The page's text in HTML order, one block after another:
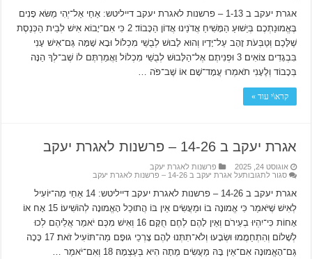
אגרת יעקב ב 1-13 – פרשנות לאגרת יעקב דייליטש: אַחַי אַל־יְהִי מַשּׂא פָנִים
בֶּאֱמוּנַתְכֶם בְּיֵשׁוּעַ הַמָּשִׁיחַ אֲדֹנֵינוּ אֲדוֹן הַכָּבוֹד׃ 2 כִּי אִם־יָבוֹא אִישׁ לְבֵית הַכְּנֵסֶת
שֶׁלָּכֶם וְטַבְּעֹת זָהָב עַל־יָדָיו וְהוּא לָבוּשׁ לְבֻשֵׁי מִכְלוֹל וּבָא שָׁמָּה גַּם־אִישׁ עָנִי
בִּבְגָדִים צוֹאִים׃ 3 וּפְנִיתֶם אֶל־הַלָּבוּשׁ לְבֻשֵׁי מִכְלוֹל וַאֲמַרְתֶּם לוֹ שֶׁב־לְךָ הֵנָּה
בְּכָבוֹד וְלֶעָנִי תֹאמְרוּ עֲמָד־שָׁם אוֹ שֶׁב־פֹּה …
קרא\י עוד »
אגרת יעקב ב 14-26 – פרשנות לאגרת יעקב
אוגוסט 24, 2025
פרשנות לאגרת יעקב
סגור לתגובותעל אגרת יעקב ב 14-26 – פרשנות לאגרת יעקב
אגרת יעקב ב 14-26 – פרשנות לאגרת יעקב דייליטש: 14 אַחַי מַה־יּוֹעִיל
לְאִישׁ שֶׁיֹּאמַר כִּי אֱמוּנָה בוֹ וּמַעֲשִׂים אֵין בּוֹ הֲתוּכַל הָאֱמוּנָה לְהוֹשִׁיעוֹ׃ 15 אָח אוֹ
אָחוֹת כִּי־יִהְיוּ בְעֵירֹם וְאֵין לָהֶם לֶחֶם חֻקָּם׃ 16 וְאִישׁ מִכֶּם יֹאמַר אֲלֵיהֶם לְכוּ
לְשָׁלוֹם וְהִתְחַמֲמוּ וּשְׂבָעוּ וְלֹא־תִתְּנוּ לָהֶם צָרְכֵי גוּפָם מַה־תּוֹעִיל זֹאת׃ 17 כָּכָה
גַּם־הָאֱמוּנָה אִם־אֵין בָּהּ מַעֲשִׂים מֵתָה הִיא בְּעַצְמָהּ׃ 18 וְאִם־יֹאמַר …